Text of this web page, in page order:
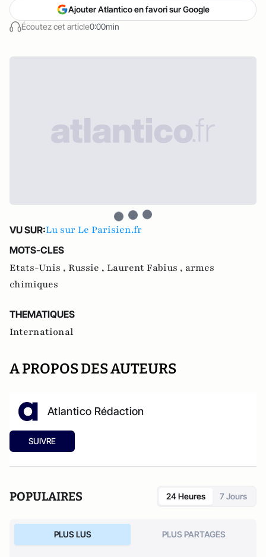
Écoutez cet article0:00min
Ajouter Atlantico en favori sur Google
VU SUR:Lu sur Le Parisien.fr
MOTS-CLES
Etats-Unis , Russie , Laurent Fabius , armes
chimiques
THEMATIQUES
International
A PROPOS DES AUTEURS
Atlantico Rédaction
SUIVRE
POPULAIRES 24 Heures 7 Jours
PLUS LUS PLUS PARTAGES